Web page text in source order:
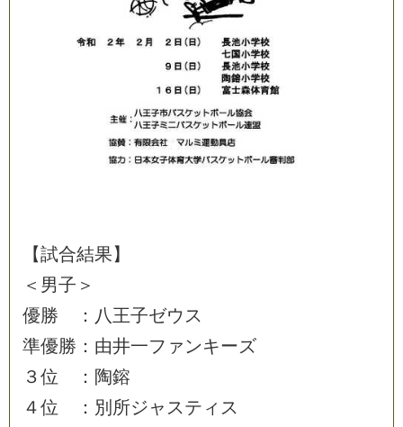
【試合結果】
＜ 男子 ＞
優勝 ： 八王子ゼウ ス
準優勝 ： 由井一フ ァンキーズ
３位 ： 陶鎔
４位 ： 別 所ジャ ステ ィ ス